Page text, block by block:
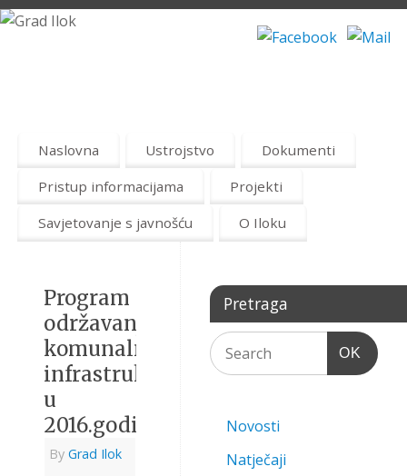
Naslovna Ustrojstvo Dokumenti
Pristup informacijama Projekti
Savjetovanje s javnošću O Iloku
Program
održavanja
komunalne
infrastrukture
u
2016.godini
By Grad Ilok
Pretraga
OK
Novosti
Natječaji